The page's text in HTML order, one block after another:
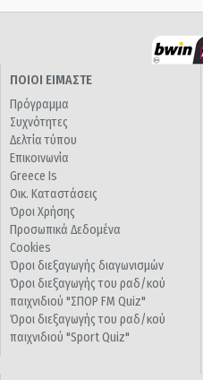
ΠΟΙΟΙ ΕΙΜΑΣΤΕ
Πρόγραμμα
Συχνότητες
Δελτία τύπου
Επικοινωνία
Greece Is
Οικ. Καταστάσεις
Όροι Χρήσης
Προσωπικά Δεδομένα
Cookies
Όροι διεξαγωγής διαγωνισμών
Όροι διεξαγωγής του ραδ/κού
παιχνιδιού "ΣΠΟΡ FM Quiz"
Όροι διεξαγωγής του ραδ/κού
παιχνιδιού "Sport Quiz"